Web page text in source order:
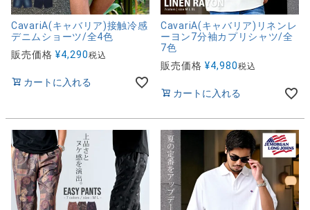
CavariA(キャバリア)接触冷感
デニムショーツ/全4色
販売価格 ¥4,290税込
カートに入れる
CavariA(キャバリア)リネンレ
ーヨン7分袖カプリシャツ/全
7色
販売価格 ¥4,980税込
カートに入れる